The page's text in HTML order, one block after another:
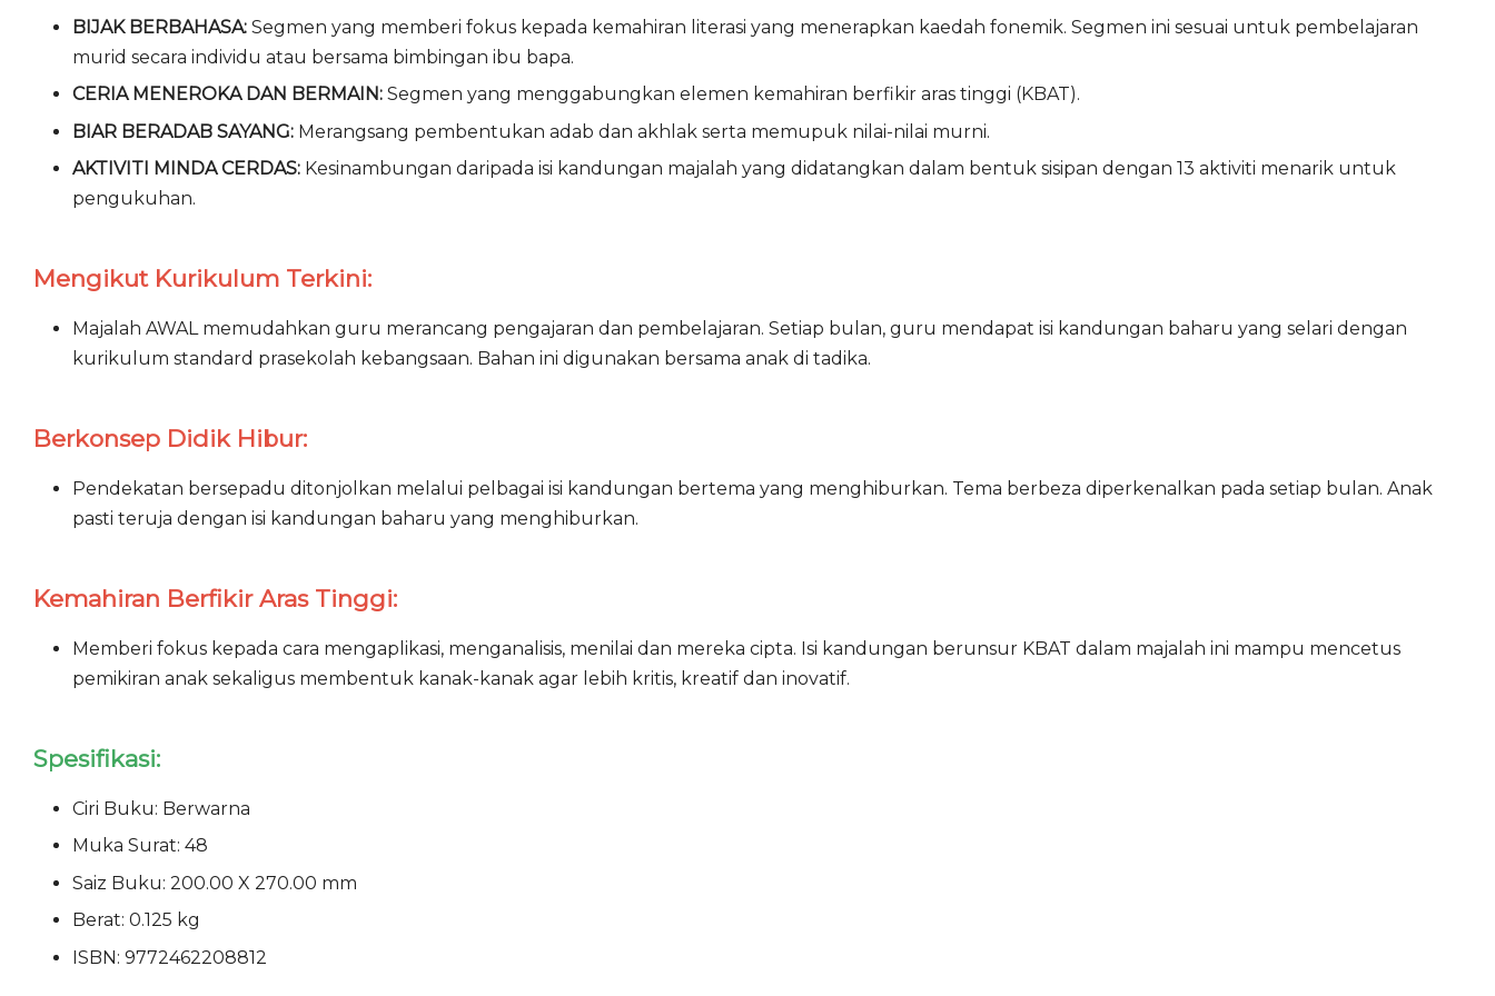
BIJAK BERBAHASA: Segmen yang memberi fokus kepada kemahiran literasi yang menerapkan kaedah fonemik. Segmen ini sesuai untuk pembelajaran
murid secara individu atau bersama bimbingan ibu bapa.
CERIA MENEROKA DAN BERMAIN: Segmen yang menggabungkan elemen kemahiran berfikir aras tinggi (KBAT).
BIAR BERADAB SAYANG: Merangsang pembentukan adab dan akhlak serta memupuk nilai-nilai murni.
AKTIVITI MINDA CERDAS: Kesinambungan daripada isi kandungan majalah yang didatangkan dalam bentuk sisipan dengan 13 aktiviti menarik untuk
pengukuhan.
Mengikut Kurikulum Terkini:
Majalah AWAL memudahkan guru merancang pengajaran dan pembelajaran. Setiap bulan, guru mendapat isi kandungan baharu yang selari dengan
kurikulum standard prasekolah kebangsaan. Bahan ini digunakan bersama anak di tadika.
Berkonsep Didik Hibur:
Pendekatan bersepadu ditonjolkan melalui pelbagai isi kandungan bertema yang menghiburkan. Tema berbeza diperkenalkan pada setiap bulan. Anak
pasti teruja dengan isi kandungan baharu yang menghiburkan.
Kemahiran Berfikir Aras Tinggi:
Memberi fokus kepada cara mengaplikasi, menganalisis, menilai dan mereka cipta. Isi kandungan berunsur KBAT dalam majalah ini mampu mencetus
pemikiran anak sekaligus membentuk kanak-kanak agar lebih kritis, kreatif dan inovatif.
Spesifikasi:
Ciri Buku: Berwarna
Muka Surat: 48
Saiz Buku: 200.00 X 270.00 mm
Berat: 0.125 kg
ISBN: 9772462208812